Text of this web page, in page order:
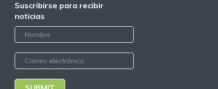
Suscribirse para recibir
noticias